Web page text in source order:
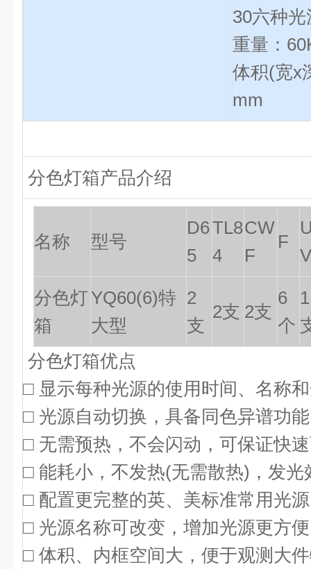
30六种光
重量：
体积(宽x
mm
分色灯箱产品介绍
名称 型号
D6
5
TL8
4
CW
F
F
V
分色灯
箱
YQ60(6)特
大型
2
支
2支 2支
6
个
1
分色灯箱优点
□ 显示每种光源的使用时间、名称
□ 光源自动切换，具备同色异谱功能
□ 无需预热，不会闪动，可保证快
□ 能耗小，不发热(无需散热)，发光
□ 配置更完整的英、美标准常用光源
□ 光源名称可改变，增加光源更方便
□ 体积、内框空间大，便于观测大